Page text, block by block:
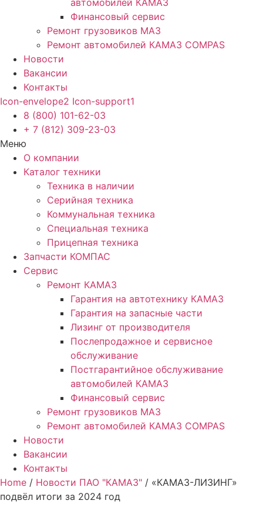
автомобилей КАМАЗ
Финансовый сервис
Ремонт грузовиков МАЗ
Ремонт автомобилей КАМАЗ COMPAS
Новости
Вакансии
Контакты
Icon-envelope2 Icon-support1
8 (800) 101-62-03
+ 7 (812) 309-23-03
Меню
О компании
Каталог техники
Техника в наличии
Серийная техника
Коммунальная техника
Специальная техника
Прицепная техника
Запчасти КОМПАС
Сервис
Ремонт КАМАЗ
Гарантия на автотехнику КАМАЗ
Гарантия на запасные части
Лизинг от производителя
Послепродажное и сервисное
обслуживание
Постгарантийное обслуживание
автомобилей КАМАЗ
Финансовый сервис
Ремонт грузовиков МАЗ
Ремонт автомобилей КАМАЗ COMPAS
Новости
Вакансии
Контакты
Home / Новости ПАО "КАМАЗ" / «КАМАЗ-ЛИЗИНГ»
подвёл итоги за 2024 год